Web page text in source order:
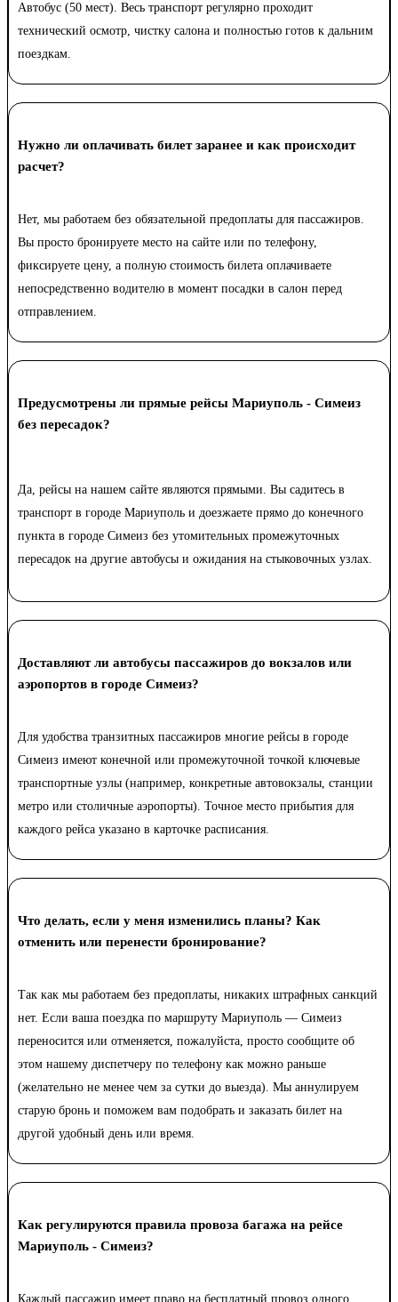
Автобус (50 мест). Весь транспорт регулярно проходит
технический осмотр, чистку салона и полностью готов к дальним
поездкам.
Нужно ли оплачивать билет заранее и как происходит
расчет?
Нет, мы работаем без обязательной предоплаты для пассажиров.
Вы просто бронируете место на сайте или по телефону,
фиксируете цену, а полную стоимость билета оплачиваете
непосредственно водителю в момент посадки в салон перед
отправлением.
Предусмотрены ли прямые рейсы Мариуполь - Симеиз
без пересадок?
Да, рейсы на нашем сайте являются прямыми. Вы садитесь в
транспорт в городе Мариуполь и доезжаете прямо до конечного
пункта в городе Симеиз без утомительных промежуточных
пересадок на другие автобусы и ожидания на стыковочных узлах.
Доставляют ли автобусы пассажиров до вокзалов или
аэропортов в городе Симеиз?
Для удобства транзитных пассажиров многие рейсы в городе
Симеиз имеют конечной или промежуточной точкой ключевые
транспортные узлы (например, конкретные автовокзалы, станции
метро или столичные аэропорты). Точное место прибытия для
каждого рейса указано в карточке расписания.
Что делать, если у меня изменились планы? Как
отменить или перенести бронирование?
Так как мы работаем без предоплаты, никаких штрафных санкций
нет. Если ваша поездка по маршруту Мариуполь — Симеиз
переносится или отменяется, пожалуйста, просто сообщите об
этом нашему диспетчеру по телефону как можно раньше
(желательно не менее чем за сутки до выезда). Мы аннулируем
старую бронь и поможем вам подобрать и заказать билет на
другой удобный день или время.
Как регулируются правила провоза багажа на рейсе
Мариуполь - Симеиз?
Каждый пассажир имеет право на бесплатный провоз одного